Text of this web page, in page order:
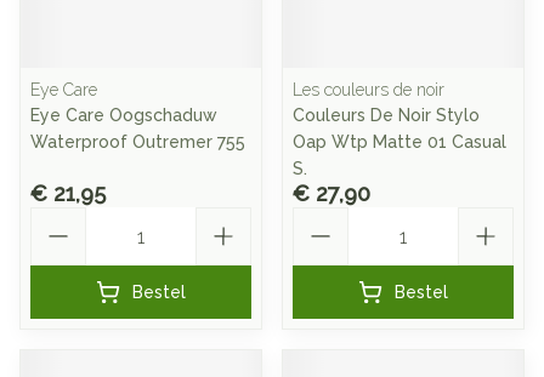
Eye Care
Eye Care Oogschaduw
Waterproof Outremer 755
€ 21,95
Bestel
Les couleurs de noir
Couleurs De Noir Stylo
Oap Wtp Matte 01 Casual
S.
€ 27,90
Bestel